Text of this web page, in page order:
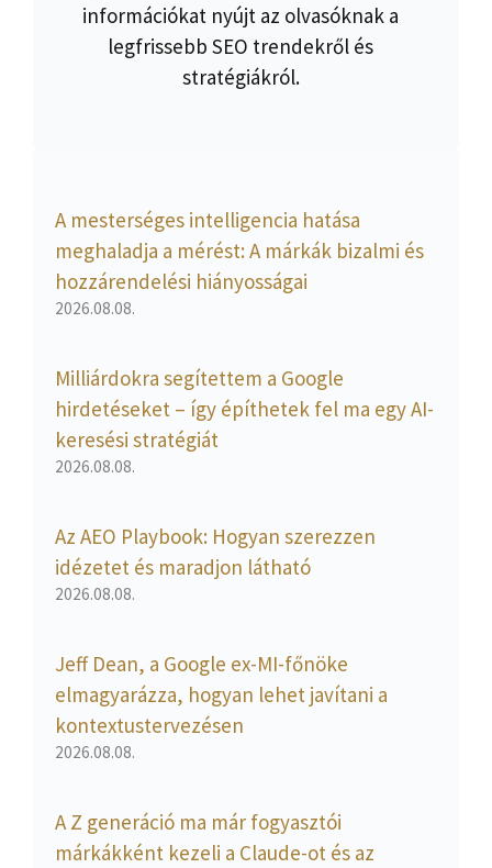
információkat nyújt az olvasóknak a
legfrissebb SEO trendekről és
stratégiákról.
A mesterséges intelligencia hatása
meghaladja a mérést: A márkák bizalmi és
hozzárendelési hiányosságai
2026.08.08.
Milliárdokra segítettem a Google
hirdetéseket – így építhetek fel ma egy AI-
keresési stratégiát
2026.08.08.
Az AEO Playbook: Hogyan szerezzen
idézetet és maradjon látható
2026.08.08.
Jeff Dean, a Google ex-MI-főnöke
elmagyarázza, hogyan lehet javítani a
kontextustervezésen
2026.08.08.
A Z generáció ma már fogyasztói
márkákként kezeli a Claude-ot és az